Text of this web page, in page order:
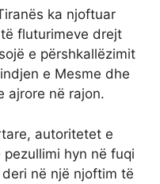
ka njoftuar
fluturimeve drejt
e përshkallëzimit
e Mesme dhe
ajrore në rajon.
autoritetet e
hyn në fuqi
në një njoftim të